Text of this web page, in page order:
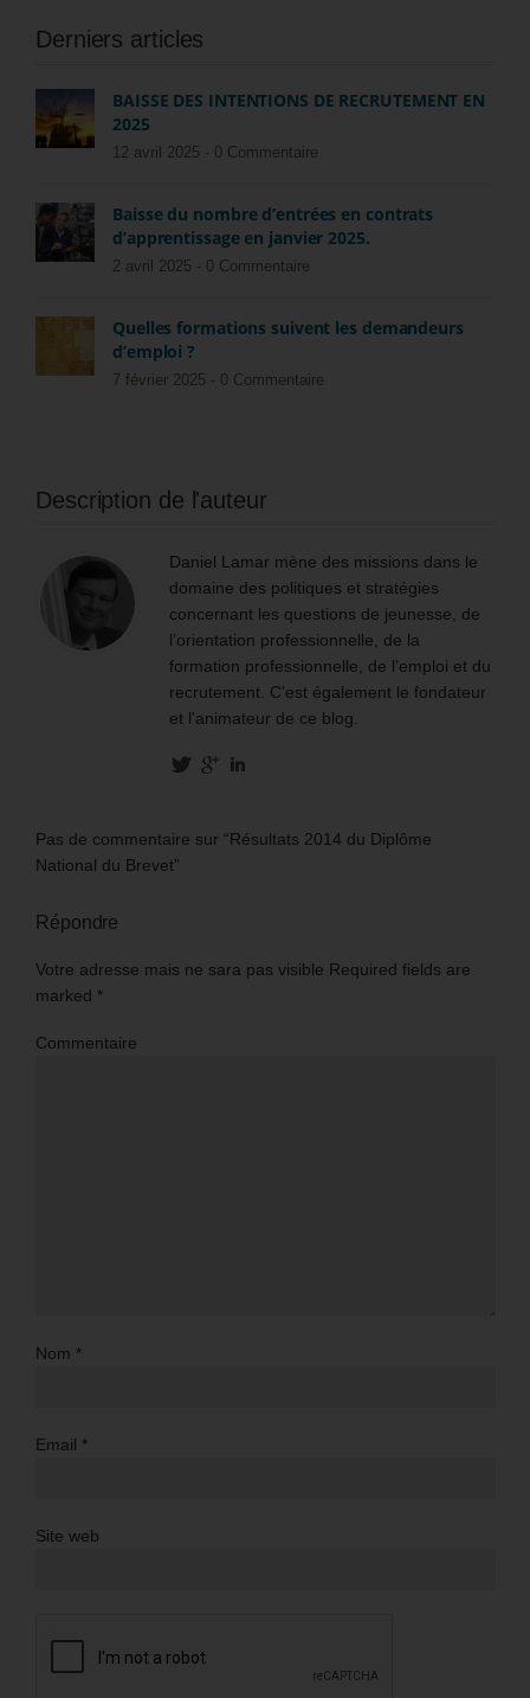
Derniers articles
BAISSE DES INTENTIONS DE RECRUTEMENT EN
2025
12 avril 2025 - 0 Commentaire
Baisse du nombre d’entrées en contrats
d’apprentissage en janvier 2025.
2 avril 2025 - 0 Commentaire
Quelles formations suivent les demandeurs
d’emploi ?
7 février 2025 - 0 Commentaire
Description de l'auteur
Daniel Lamar mène des missions dans le
domaine des politiques et stratégies
concernant les questions de jeunesse, de
l’orientation professionnelle, de la
formation professionnelle, de l’emploi et du
recrutement. C'est également le fondateur
et l'animateur de ce blog.
Pas de commentaire sur “Résultats 2014 du Diplôme
National du Brevet”
Répondre
Votre adresse mais ne sara pas visible Required fields are
marked *
Commentaire
Nom *
Email *
Site web